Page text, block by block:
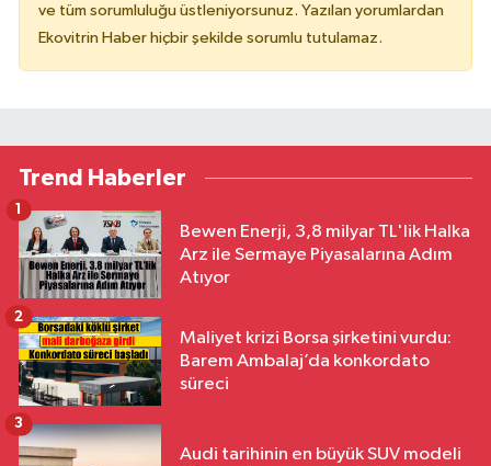
ve tüm sorumluluğu üstleniyorsunuz. Yazılan yorumlardan
Ekovitrin Haber hiçbir şekilde sorumlu tutulamaz.
Trend Haberler
Bewen Enerji, 3,8 milyar TL'lik Halka
Arz ile Sermaye Piyasalarına Adım
Atıyor
1
Maliyet krizi Borsa şirketini vurdu:
Barem Ambalaj’da konkordato
süreci
2
Audi tarihinin en büyük SUV modeli
3